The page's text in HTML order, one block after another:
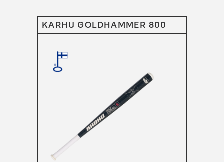
KARHU GOLDHAMMER 800